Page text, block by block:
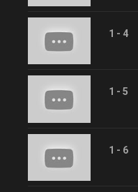
1 - 4
1 - 5
1 - 6